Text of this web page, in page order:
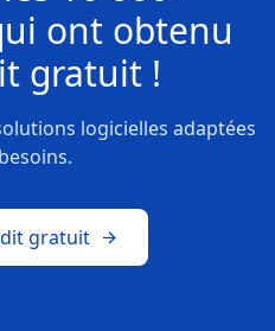
ont obtenu
gratuit !
logicielles adaptées
gratuit